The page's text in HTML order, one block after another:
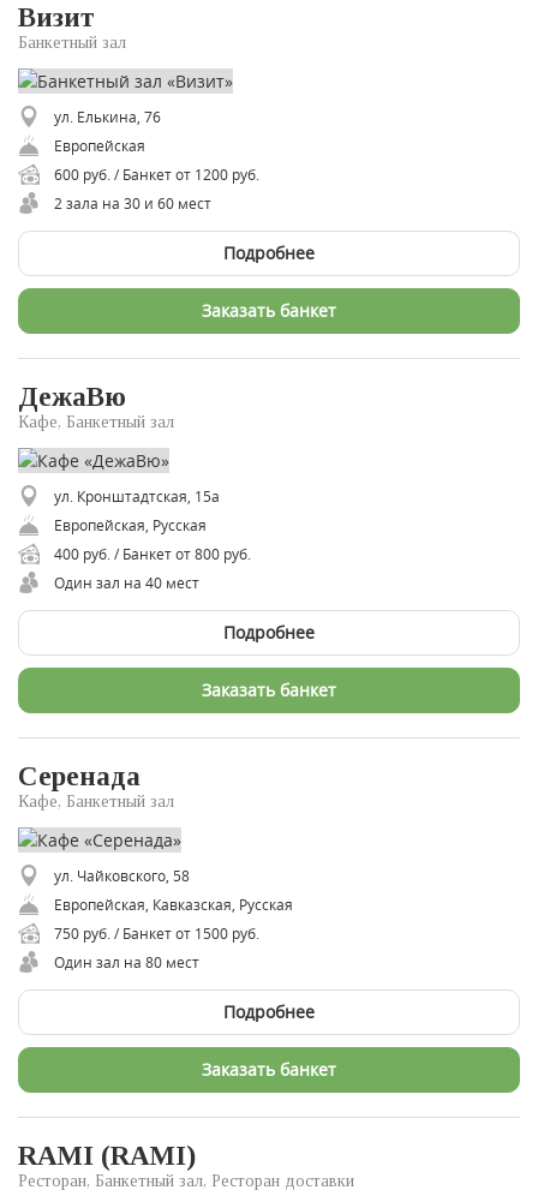
Визит
Банкетный зал
ул. Елькина, 76
Европейская
600 руб. / Банкет от 1200 руб.
2 зала на 30 и 60 мест
Подробнее
Заказать банкет
ДежаВю
Кафе, Банкетный зал
ул. Кронштадтская, 15а
Европейская, Русская
400 руб. / Банкет от 800 руб.
Один зал на 40 мест
Подробнее
Заказать банкет
Серенада
Кафе, Банкетный зал
ул. Чайковского, 58
Европейская, Кавказская, Русская
750 руб. / Банкет от 1500 руб.
Один зал на 80 мест
Подробнее
Заказать банкет
RAMI (RAMI)
Ресторан, Банкетный зал, Ресторан доставки